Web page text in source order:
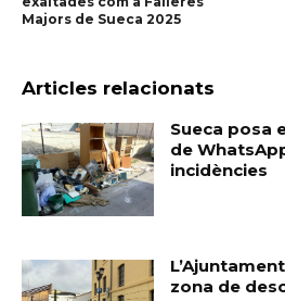
Majors de Sueca 2025
Articles relacionats
Sueca posa
de
incidències
zona de